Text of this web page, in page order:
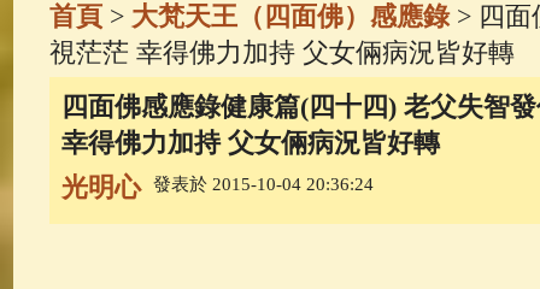
一切如來心秘密全身舍利寶篋印
釋迦牟尼佛傳(69) 生活禪(69)
善財童子五十三參(57)
首頁> 大梵天王（四面佛）感應錄> 四面
視茫茫 幸得佛力加持 父女倆病況皆好轉
四面佛感應錄健康篇(四十四) 老父失智
幸得佛力加持 父女倆病況皆好轉
光明心
發表於 2015-10-04 20:36:24